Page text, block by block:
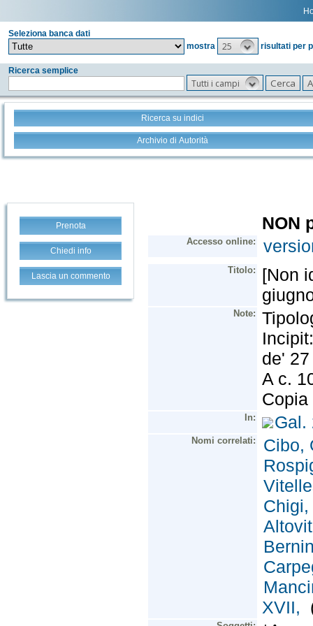
Seleziona banca dati
mostra
25 risultati per
Ricerca semplice
Tutti i campi
Ricerca su indici
Archivio di Autorità
Prenota
Chiedi info
Lascia un commento